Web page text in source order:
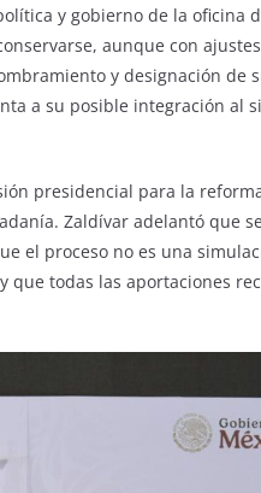
y gobierno de la oficina
aunque con
y designación de
a su posible integración al
presidencial para la
Zaldívar adelantó que
el proceso no es una
que todas las aportaciones